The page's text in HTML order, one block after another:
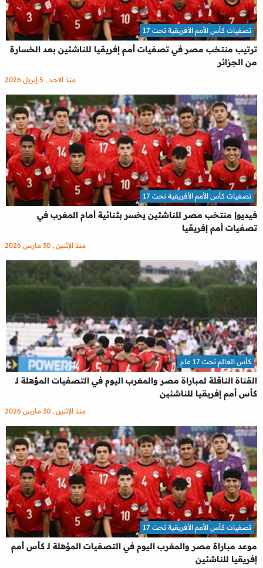
ترتيب منتخب مصر في تصفيات أمم إفريقيا للناشئين بعد الخسارة
من الجزائر
تصفيات كأس الأمم الأفريقية تحت 17
منذ الاحد , 5 إبريل 2026
فيديو| منتخب مصر للناشئين يخسر بثنائية أمام المغرب في
تصفيات أمم إفريقيا
تصفيات كأس الأمم الأفريقية تحت 17
منذ الإثنين , 30 مارس 2026
القناة الناقلة لمباراة مصر والمغرب اليوم في التصفيات المؤهلة لـ
كأس أمم إفريقيا للناشئين
كأس العالم تحت 17 عام
منذ الإثنين , 30 مارس 2026
موعد مباراة مصر والمغرب اليوم في التصفيات المؤهلة لـ كأس أمم
إفريقيا للناشئين
تصفيات كأس الأمم الأفريقية تحت 17